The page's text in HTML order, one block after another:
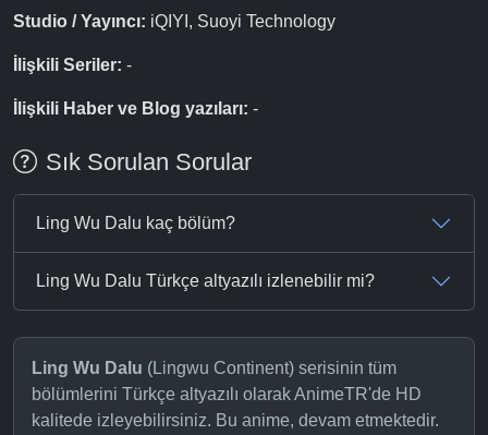
Studio / Yayıncı: iQIYI, Suoyi Technology
İlişkili Seriler: -
İlişkili Haber ve Blog yazıları: -
Sık Sorulan Sorular
Ling Wu Dalu kaç bölüm?
Ling Wu Dalu Türkçe altyazılı izlenebilir mi?
Ling Wu Dalu (Lingwu Continent) serisinin tüm
bölümlerini Türkçe altyazılı olarak AnimeTR'de HD
kalitede izleyebilirsiniz. Bu anime, devam etmektedir.